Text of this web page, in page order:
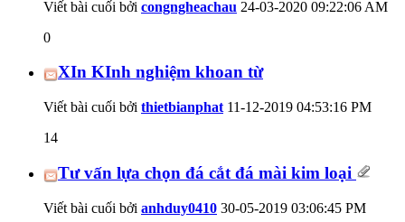
Viết bài cuối bởi congngheachau 24-03-2020 09:22:06 AM
0
XIn KInh nghiệm khoan từ
Viết bài cuối bởi thietbianphat 11-12-2019 04:53:16 PM
14
Tư vấn lựa chọn đá cắt đá mài kim loại
Viết bài cuối bởi anhduy0410 30-05-2019 03:06:45 PM